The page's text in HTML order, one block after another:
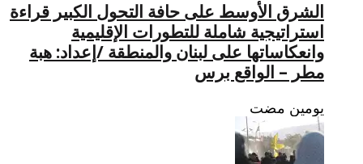
الشرق الأوسط على حافة التحول الكبير قراءة
استراتيجية شاملة للتطورات الإقليمية
وانعكاساتها على لبنان والمنطقة /إعداد: هبة
مطر – الواقع برس
‏يومين مضت